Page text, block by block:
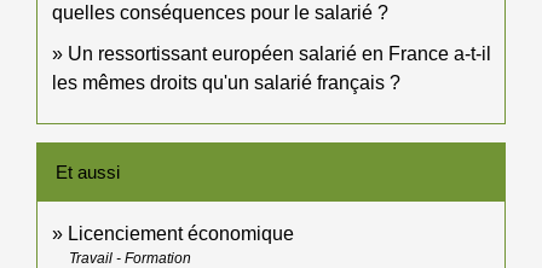
quelles conséquences pour le salarié ?
Un ressortissant européen salarié en France a-t-il
les mêmes droits qu'un salarié français ?
Et aussi
Licenciement économique
Travail - Formation